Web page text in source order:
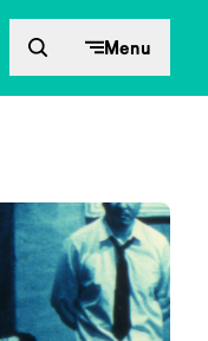
Menu